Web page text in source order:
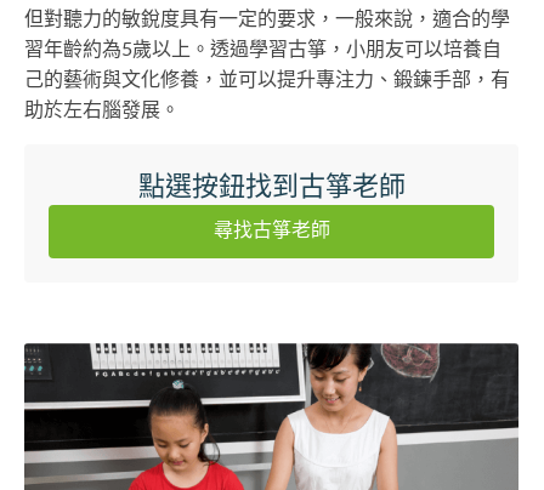
但對聽力的敏銳度具有一定的要求，一般來說，適合的學
習年齡約為5歲以上。透過學習古箏，小朋友可以培養自
己的藝術與文化修養，並可以提升專注力、鍛鍊手部，有
助於左右腦發展。
點選按鈕找到古箏老師
尋找古箏老師